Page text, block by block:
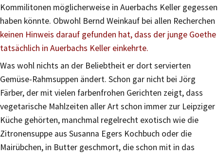
Kommilitonen möglicherweise in Auerbachs Keller gegessen
haben könnte. Obwohl Bernd Weinkauf bei allen Recherchen
keinen Hinweis darauf gefunden hat, dass der junge Goethe
tatsächlich in Auerbachs Keller einkehrte.
Was wohl nichts an der Beliebtheit er dort servierten
Gemüse-Rahmsuppen ändert. Schon gar nicht bei Jörg
Färber, der mit vielen farbenfrohen Gerichten zeigt, dass
vegetarische Mahlzeiten aller Art schon immer zur Leipziger
Küche gehörten, manchmal regelrecht exotisch wie die
Zitronensuppe aus Susanna Egers Kochbuch oder die
Mairübchen, in Butter geschmort, die schon mit in das